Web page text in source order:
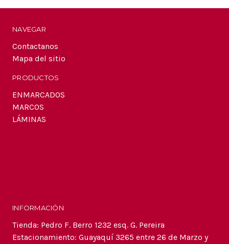
electrónico
NAVEGAR
Contactanos
Mapa del sitio
PRODUCTOS
ENMARCADOS
MARCOS
LÁMINAS
INFORMACIÓN
Tienda: Pedro F. Berro 1232 esq. G. Pereira
Estacionamiento: Guayaquí 3265 entre 26 de Marzo y